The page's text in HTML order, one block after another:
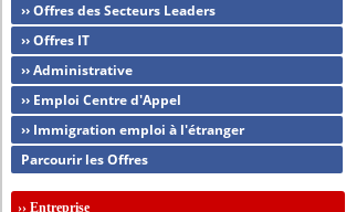
›› Offres des Secteurs Leaders
›› Offres IT
›› Administrative
›› Emploi Centre d'Appel
›› Immigration emploi à l'étranger
Parcourir les Offres
››Entreprise